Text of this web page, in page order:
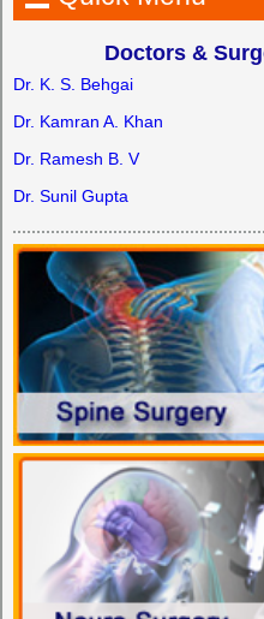
Doctors &
Dr. K. S. Behgai
Dr. Kamran A. Khan
Dr. Ramesh B. V
Dr. Sunil Gupta